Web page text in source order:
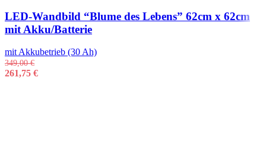
LED-Wandbild “Blume des Lebens” 62cm x 62cm
mit Akku/Batterie
mit Akkubetrieb (30 Ah)
349,00€
261,75 €